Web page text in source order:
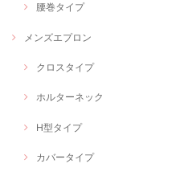
腰巻タイプ
メンズエプロン
クロスタイプ
ホルターネック
H型タイプ
カバータイプ